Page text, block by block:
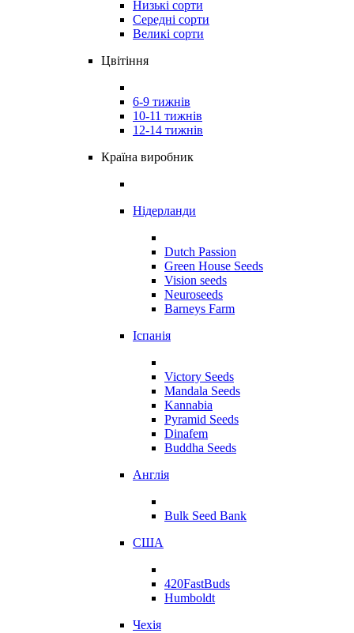
Низькі сорти
Середні сорти
Великі сорти
Цвітіння
6-9 тижнів
10-11 тижнів
12-14 тижнів
Країна виробник
Нідерланди
Dutch Passion
Green House Seeds
Vision seeds
Neuroseeds
Barneys Farm
Іспанія
Victory Seeds
Mandala Seeds
Kannabia
Pyramid Seeds
Dinafem
Buddha Seeds
Англія
Bulk Seed Bank
США
420FastBuds
Humboldt
Чехія